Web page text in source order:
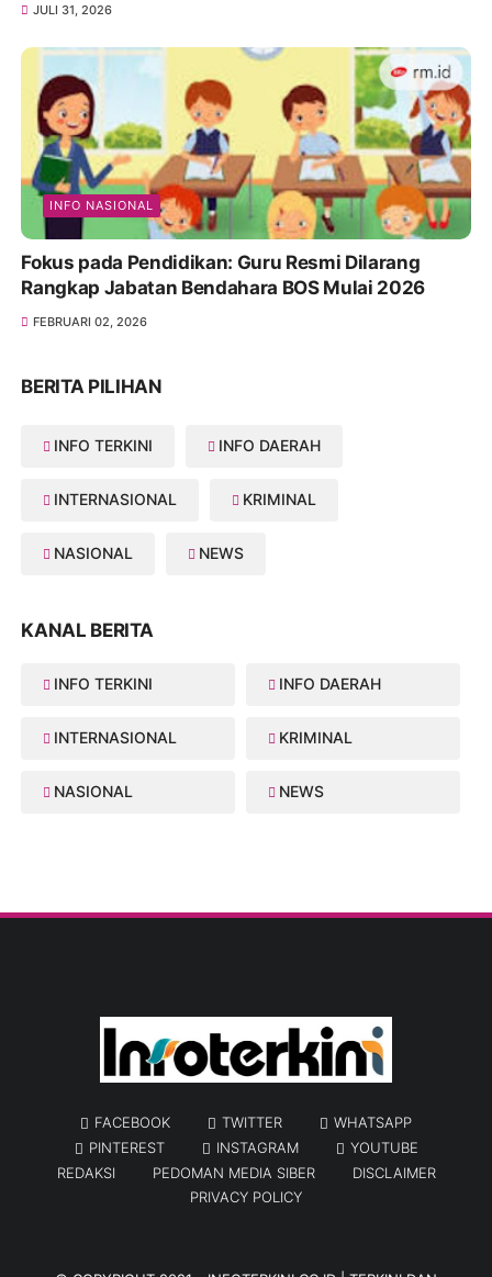
JULI 31, 2026
INFO NASIONAL
Fokus pada Pendidikan: Guru Resmi Dilarang
Rangkap Jabatan Bendahara BOS Mulai 2026
FEBRUARI 02, 2026
BERITA PILIHAN
INFO TERKINI INFO DAERAH
INTERNASIONAL KRIMINAL
NASIONAL NEWS
KANAL BERITA
INFO TERKINI INFO DAERAH
INTERNASIONAL KRIMINAL
NASIONAL NEWS
FACEBOOK TWITTER
WHATSAPP
PINTEREST
INSTAGRAM
YOUTUBE
REDAKSI
PEDOMAN MEDIA SIBER
DISCLAIMER
PRIVACY POLICY